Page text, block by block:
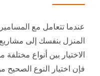
عندما تتعامل مع
المنزل بنفسك إلى مشاريع
الاختيار بين أنواع
فإن اختيار النوع